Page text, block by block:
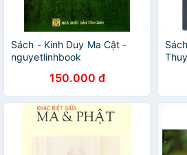
Sách - Kinh Duy Ma Cật -
nguyetlinhbook
150.000 đ